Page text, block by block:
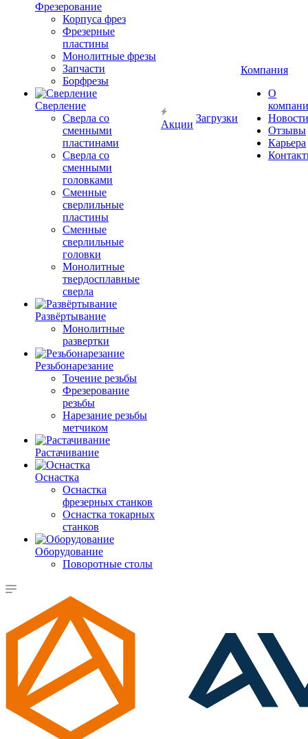
Фрезерование
Корпуса фрез
Фрезерные
пластины
Монолитные фрезы
Запчасти
Борфрезы
Сверление
Сверла со
сменными
пластинами
Сверла со
сменными
головками
Сменные
сверлильные
пластины
Сменные
сверлильные
головки
Монолитные
твердосплавные
сверла
Развёртывание
Монолитные
развертки
Резьбонарезание
Точение резьбы
Фрезерование
резьбы
Нарезание резьбы
метчиком
Растачивание
Оснастка
Оснастка
фрезерных станков
Оснастка токарных
станков
Оборудование
Поворотные столы
Акции
Загрузки
Компания
О
Новости
Отзывы
Карьера